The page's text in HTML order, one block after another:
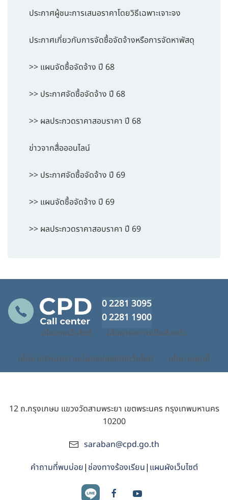
ประกาศผู้ชนะการเสนอราคาโดยวิธีเฉพาะเจาะจง
ประกาศเกี่ยวกับการจัดซื้อจัดจ้างหรือการจัดหาพัสดุ
>> แผนจัดซื้อจัดจ้าง ปี 68
>> ประกาศจัดซื้อจัดจ้าง ปี 68
>> ผลประกวดราคาสอบราคา ปี 68
ข่าวจากสื่อออนไลน์
>> ประกาศจัดซื้อจัดจ้าง ปี 69
>> แผนจัดซื้อจัดจ้าง ปี 69
>> ผลประกวดราคาสอบราคา ปี 69
0 2281 3095
0 2281 1900
นโยบายเว็บไซต์ นโยบายความเป็นส่วนตัว
นโยบายรักษาความมั่นคงปลอดภัยเว็บไซต์ นโยบายคุกกี้
12 ถ.กรุงเกษม แขวงวัดสามพระยา เขตพระนคร กรุงเทพมหานคร
10200
saraban@cpd.go.th
คำถามที่พบบ่อย| ช่องทางร้องเรียน| แผนผังเว็บไซต์